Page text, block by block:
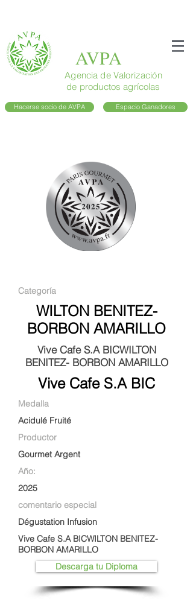
AVPA
Agencia de Valorización
de productos agrícolas
Hacerse socio de AVPA Espacio Ganadores
Categoría
WILTON BENITEZ-
BORBON AMARILLO
Vive Cafe S.A BICWILTON
BENITEZ- BORBON AMARILLO
Vive Cafe S.A BIC
Medalla
Acidulé Fruité
Productor
Gourmet Argent
Año:
2025
comentario especial
Dégustation Infusion
Vive Cafe S.A BICWILTON BENITEZ-
BORBON AMARILLO
Descarga tu Diploma